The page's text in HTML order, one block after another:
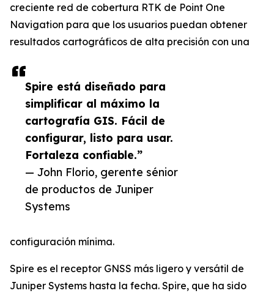
Spire está diseñado para
simplificar al máximo la
cartografía GIS. Fácil de
configurar, listo para usar.
Fortaleza confiable.”
— John Florio, gerente sénior
de productos de Juniper
Systems
creciente red de cobertura RTK de Point One
Navigation para que los usuarios puedan obtener
resultados cartográficos de alta precisión con una
configuración mínima.
Spire es el receptor GNSS más ligero y versátil de
Juniper Systems hasta la fecha. Spire, que ha sido